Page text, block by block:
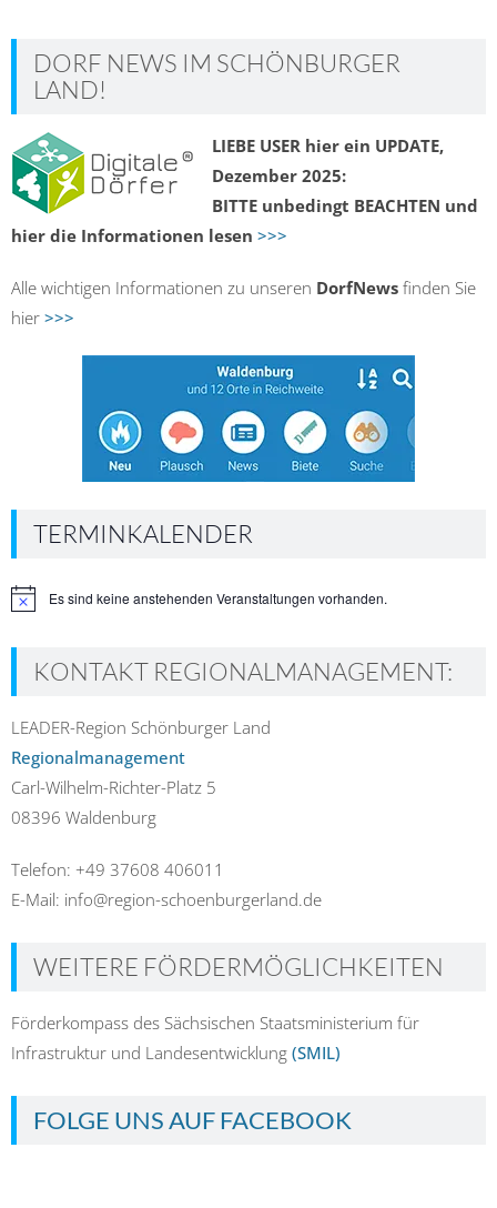
DORF NEWS IM SCHÖNBURGER
LAND!
LIEBE USER hier ein UPDATE,
Dezember 2025:
BITTE unbedingt BEACHTEN und
hier die Informationen lesen >>>
Alle wichtigen Informationen zu unseren DorfNews finden Sie
hier >>>
TERMINKALENDER
HinweisEs sind keine anstehenden Veranstaltungen vorhanden.
KONTAKT REGIONALMANAGEMENT:
LEADER-Region Schönburger Land
Regionalmanagement
Carl-Wilhelm-Richter-Platz 5
08396 Waldenburg
Telefon: +49 37608 406011
E-Mail: info@region-schoenburgerland.de
WEITERE FÖRDERMÖGLICHKEITEN
Förderkompass des Sächsischen Staatsministerium für
Infrastruktur und Landesentwicklung (SMIL)
FOLGE UNS AUF FACEBOOK